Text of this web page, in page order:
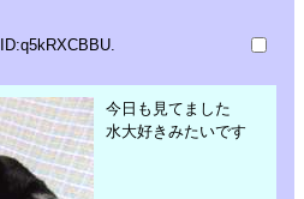
ID:q5kRXCBBU.
今日も見てました
水大好きみたいです